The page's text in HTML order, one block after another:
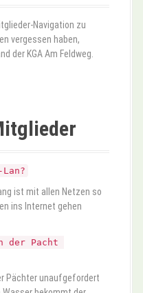
Navigation zu
vergessen haben,
der KGA Am Feldweg.
ist mit allen Netzen so
ins Internet gehen
der Pacht
Pächter unaufgefordert